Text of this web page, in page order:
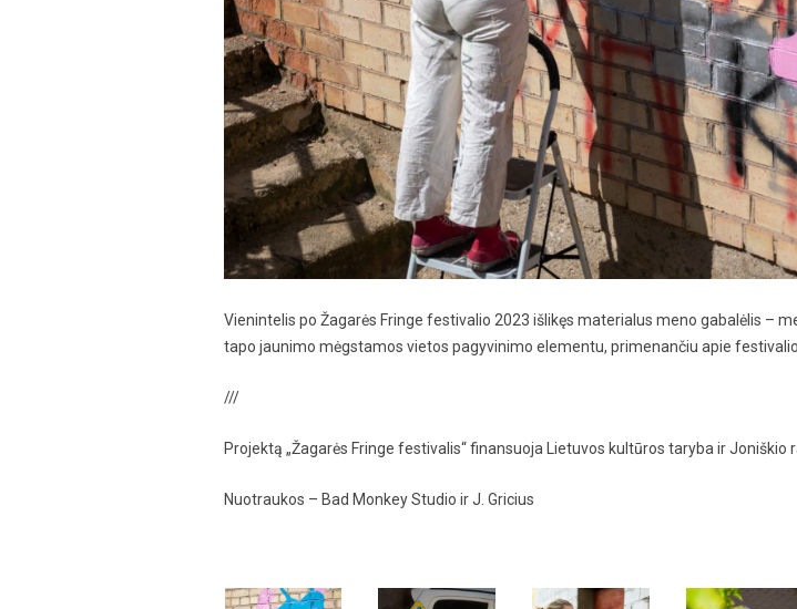
Vienintelis po Žagarės Fringe festivalio 2023 išlikęs materialus meno gabalėlis –
tapo jaunimo mėgstamos vietos pagyvinimo elementu, primenančiu apie
///
Projektą „Žagarės Fringe festivalis“ finansuoja Lietuvos kultūros taryba ir Joniškio
Nuotraukos – Bad Monkey Studio ir J. Gricius